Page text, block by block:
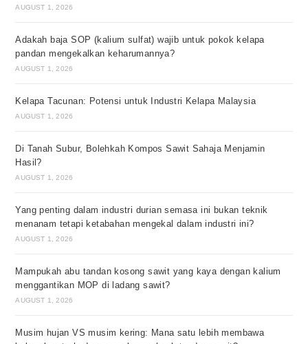
AUGUST 1, 2026
Adakah baja SOP (kalium sulfat) wajib untuk pokok kelapa
pandan mengekalkan keharumannya?
AUGUST 1, 2026
Kelapa Tacunan: Potensi untuk Industri Kelapa Malaysia
AUGUST 1, 2026
Di Tanah Subur, Bolehkah Kompos Sawit Sahaja Menjamin
Hasil?
AUGUST 1, 2026
Yang penting dalam industri durian semasa ini bukan teknik
menanam tetapi ketabahan mengekal dalam industri ini?
AUGUST 1, 2026
Mampukah abu tandan kosong sawit yang kaya dengan kalium
menggantikan MOP di ladang sawit?
AUGUST 1, 2026
Musim hujan VS musim kering: Mana satu lebih membawa